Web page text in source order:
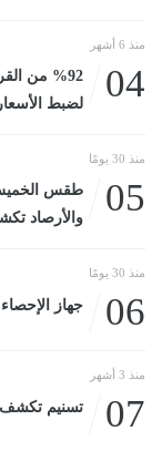
منذ 6 أشهر
04
%92
لضبط
منذ 30 يومًا
05
والأرصاد تكشف
منذ 30 يومًا
06 جهاز الإحصاء: - 0.9% معدل التضخم الشهرى لشهر
منذ 3 أشهر
07 تسنيم تكشف